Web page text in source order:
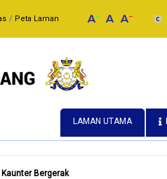
Peta Laman
LAMAN UTAMA
Bergerak